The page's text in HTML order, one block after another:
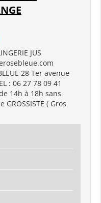
JUS
28 Ter avenue
: 06 27 78 09 41
14h à 18h sans
( Gros